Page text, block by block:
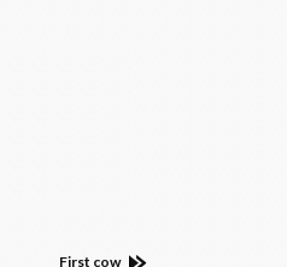
First cow